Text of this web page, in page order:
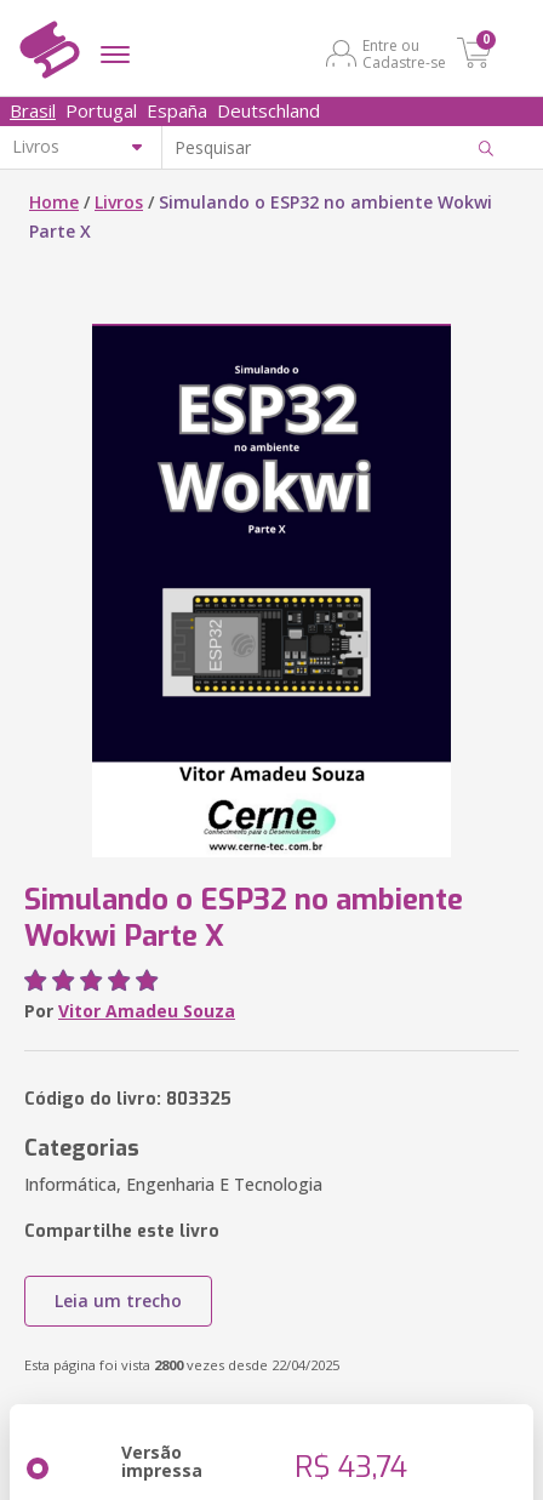
Entre ou
Cadastre-se
0
Brasil Portugal España Deutschland
Home / Livros / Simulando o ESP32 no ambiente Wokwi
Parte X
Simulando o ESP32 no ambiente
Wokwi Parte X
Por Vitor Amadeu Souza
Código do livro: 803325
Categorias
Informática, Engenharia E Tecnologia
Compartilhe este livro
Leia um trecho
Esta página foi vista 2800vezes desde 22/04/2025
Versão
impressa R$ 43,74